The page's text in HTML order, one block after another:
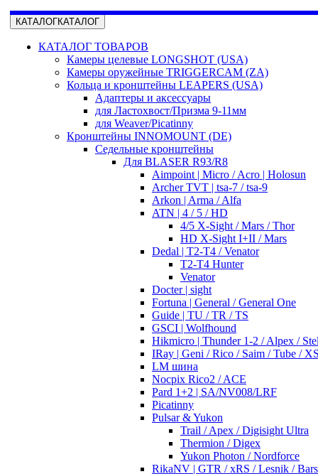
КАТАЛОГКАТАЛОГ
КАТАЛОГ ТОВАРОВ
Камеры целевые LONGSHOT (USA)
Камеры оружейные TRIGGERCAM (ZA)
Кольца и кронштейны LEAPERS (USA)
Адаптеры и аксессуары
для Ластохвост/Призма 9-11мм
для Weaver/Picatinny
Кронштейны INNOMOUNT (DE)
Седельные кронштейны
Для BLASER R93/R8
Aimpoint | Micro / Acro | Holosun
Archer TVT | tsa-7 / tsa-9
Arkon | Arma / Alfa
ATN | 4 / 5 / HD
4/5 X-Sight / Mars / Thor
HD X-Sight I+II / Mars
Dedal | T2-T4 / Venator
T2-T4 Hunter
Venator
Docter | sight
Fortuna | General / General One
Guide | TU / TR / TS
GSCI | Wolfhound
Hikmicro | Thunder 1-2 / Alpex /
IRay | Geni / Rico / Saim / Tube /
LM шина
Nocpix Rico2 / ACE
Pard 1+2 | SA/NV008/LRF
Picatinny
Pulsar & Yukon
Trail / Apex / Digisight Ultra
Thermion / Digex
Yukon Photon / Nordforce
RikaNV | GTR / xRS / Lesnik /